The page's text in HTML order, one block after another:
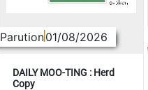
Parution01/08/2026
DAILY MOO-TING : Herd
Copy